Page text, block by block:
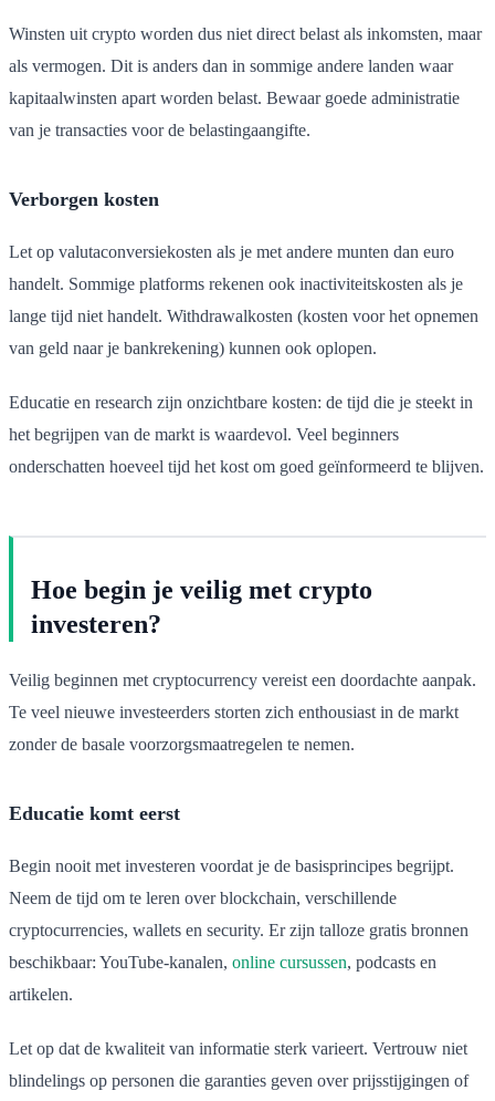
Winsten uit crypto worden dus niet direct belast als inkomsten, maar
als vermogen. Dit is anders dan in sommige andere landen waar
kapitaalwinsten apart worden belast. Bewaar goede administratie
van je transacties voor de belastingaangifte.
Verborgen kosten
Let op valutaconversiekosten als je met andere munten dan euro
handelt. Sommige platforms rekenen ook inactiviteitskosten als je
lange tijd niet handelt. Withdrawalkosten (kosten voor het opnemen
van geld naar je bankrekening) kunnen ook oplopen.
Educatie en research zijn onzichtbare kosten: de tijd die je steekt in
het begrijpen van de markt is waardevol. Veel beginners
onderschatten hoeveel tijd het kost om goed geïnformeerd te blijven.
Hoe begin je veilig met crypto
investeren?
Veilig beginnen met cryptocurrency vereist een doordachte aanpak.
Te veel nieuwe investeerders storten zich enthousiast in de markt
zonder de basale voorzorgsmaatregelen te nemen.
Educatie komt eerst
Begin nooit met investeren voordat je de basisprincipes begrijpt.
Neem de tijd om te leren over blockchain, verschillende
cryptocurrencies, wallets en security. Er zijn talloze gratis bronnen
beschikbaar: YouTube-kanalen, online cursussen, podcasts en
artikelen.
Let op dat de kwaliteit van informatie sterk varieert. Vertrouw niet
blindelings op personen die garanties geven over prijsstijgingen of